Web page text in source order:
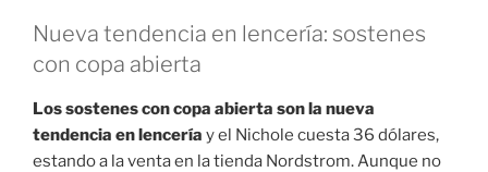
Nueva tendencia en lencería: sostenes
con copa abierta
Los sostenes con copa abierta son la nueva
tendencia en lencería y el Nichole cuesta 36 dólares,
estando a la venta en la tienda Nordstrom. Aunque no